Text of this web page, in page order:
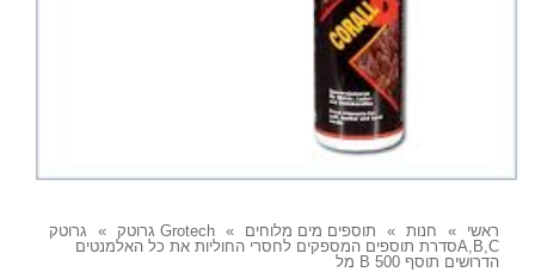
ראשי » חנות » תוספים מים מלוחים » Grotech גרוטק »
גרוטק
A,B,Cסדרת תוספים המספקים לחסרי החוליות את כל האלמנטים
הדרושים תוסף B 500 מל